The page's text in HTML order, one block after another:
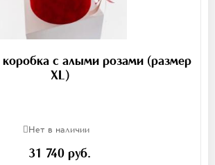
с алыми розами (размер
XL)
Нет в наличии
31 740 руб.